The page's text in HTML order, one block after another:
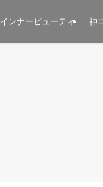
インナービューティ 神